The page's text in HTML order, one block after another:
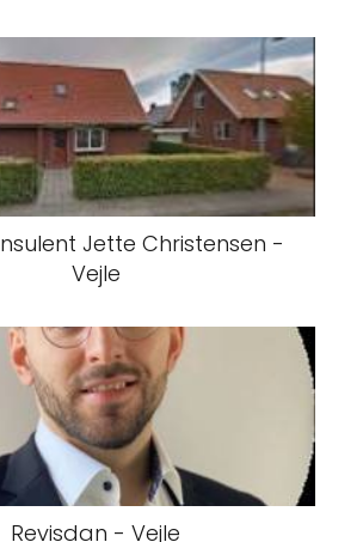
Jette Christensen -
Vejle
Revisdan - Vejle